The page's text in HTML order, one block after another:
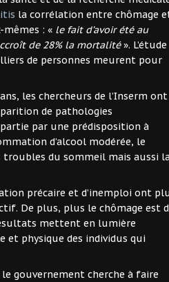
la corrélation entre chômage
: « le fait d’avoir été au
de 28% la mortalité». L’étude
de personnes meurent pour
les chercheurs de l’Inserm ont
de pathologies
par une prédisposition à
d’alcool modérée, le
troubles du sommeil mais aussi
précaire et d’inemploi ont
De plus, plus le chômage est
mettent en lumière
et physique des individus qui
gouvernement cherche à faire